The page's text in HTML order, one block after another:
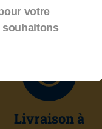
Livraison à
votre